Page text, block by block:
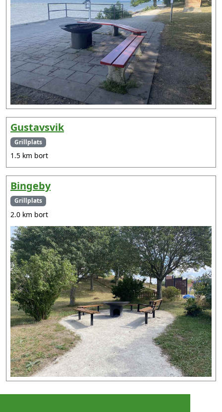
Gustavsvik
Grillplats
1.5 km bort
Bingeby
Grillplats
2.0 km bort